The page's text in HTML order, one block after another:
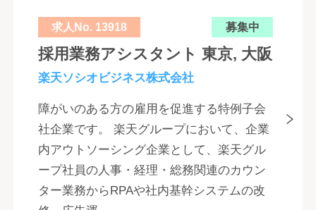
求人No. 13918 募集中
採用業務アシスタント 東京, 大阪
楽天ソシオビジネス株式会社
障がいのある方の雇用を促進する特例子会
社企業です。 楽天グループにおいて、企業
内アウトソーシング企業として、楽天グル
ープ社員の人事・経理・総務関連のカウン
ター業務からRPAや社内基幹システムの改